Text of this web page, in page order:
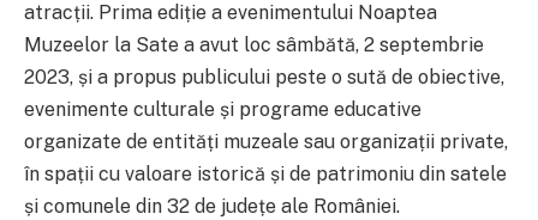
atracții. Prima ediție a evenimentului Noaptea
Muzeelor la Sate a avut loc sâmbătă, 2 septembrie
2023, și a propus publicului peste o sută de obiective,
evenimente culturale și programe educative
organizate de entități muzeale sau organizații private,
în spații cu valoare istorică și de patrimoniu din satele
și comunele din 32 de județe ale României.